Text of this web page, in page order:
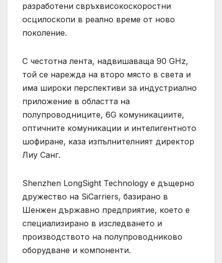
разработени свръхвисокоскоростни
осцилоскопи в реално време от ново
поколение.
С честотна лента, надвишаваща 90 GHz,
той се нарежда на второ място в света и
има широки перспективи за индустриално
приложение в областта на
полупроводниците, 6G комуникациите,
оптичните комуникации и интелигентното
шофиране, каза изпълнителният директор
Лиу Санг.
Shenzhen LongSight Technology е дъщерно
дружество на SiCarriers, базирано в
Шенжен държавно предприятие, което е
специализирано в изследването и
производството на полупроводниково
оборудване и компоненти.